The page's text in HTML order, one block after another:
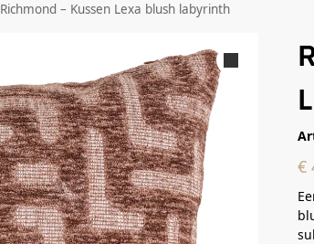
Richmond – Kussen Lexa blush labyrinth
€